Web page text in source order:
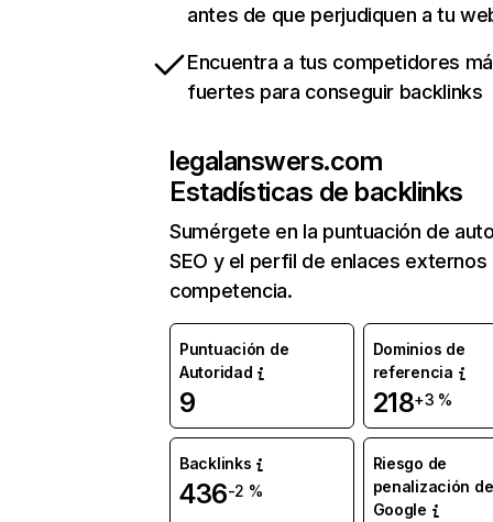
antes de que perjudiquen a tu
Encuentra a tus competidores
fuertes para conseguir backlinks
legalanswers.com
Estadísticas de backlinks
Sumérgete en la puntuación de
SEO y el perfil de enlaces externos
competencia.
Puntuación de
Autoridad
9
Dominios de
referencia
218+3 %
Backlinks
436-2 %
Riesgo de
penalización de
Google